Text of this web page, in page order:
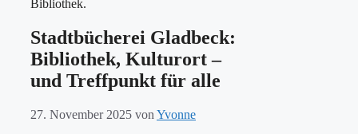
Stadtbücherei Gladbeck:
Bibliothek, Kulturort –
und Treffpunkt für alle
27. November 2025 von Yvonne